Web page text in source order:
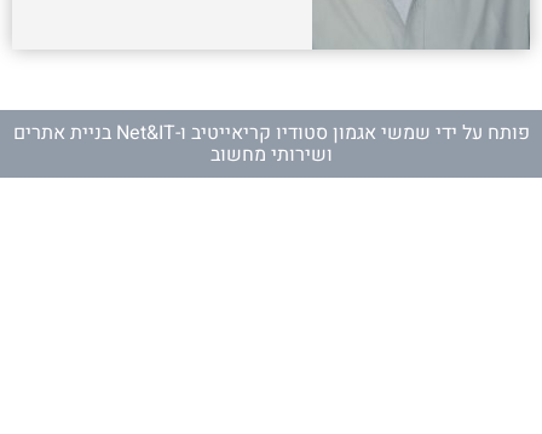
פותח על ידי שמשי אגמון סטודיו קריאייטיב ו- Net&IT בניית אתרים
ושירותי מחשוב